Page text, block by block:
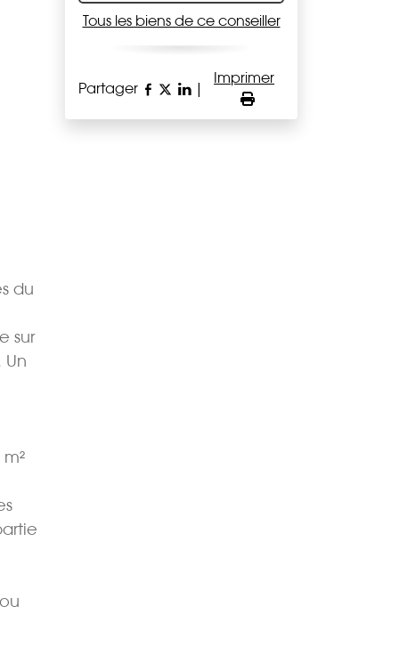
Tous les biens de ce conseiller
Partager
Imprimer
du
sur